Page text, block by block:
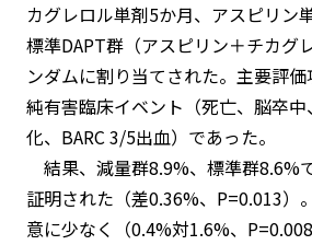
カグレロル単剤5か月、アスピリン
標準DAPT群（アスピリン＋チカグ
ンダムに割り当てされた。主要評
純有害臨床イベント（死亡、脳卒
化、BARC 3/5出血）であった。
結果、減量群8.9%、標準群8.6%
証明された（差0.36%、P=0.013）
意に少なく（0.4%対1.6%、